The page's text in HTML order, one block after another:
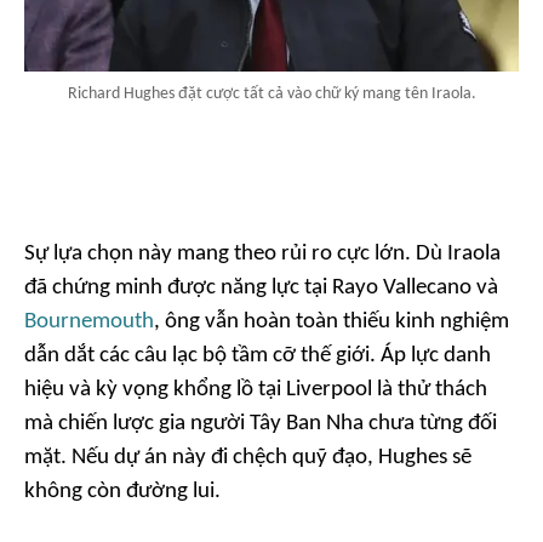
Richard Hughes đặt cược tất cả vào chữ ký mang tên Iraola.
Sự lựa chọn này mang theo rủi ro cực lớn. Dù Iraola
đã chứng minh được năng lực tại Rayo Vallecano và
Bournemouth, ông vẫn hoàn toàn thiếu kinh nghiệm
dẫn dắt các câu lạc bộ tầm cỡ thế giới. Áp lực danh
hiệu và kỳ vọng khổng lồ tại Liverpool là thử thách
mà chiến lược gia người Tây Ban Nha chưa từng đối
mặt. Nếu dự án này đi chệch quỹ đạo, Hughes sẽ
không còn đường lui.